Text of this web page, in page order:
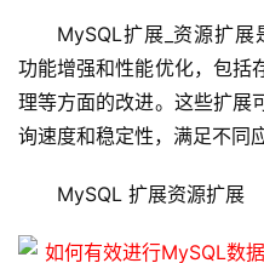
MySQL扩展_资源扩
功能增强和性能优化，包括
理等方面的改进。这些扩展
询速度和稳定性，满足不同
MySQL 扩展资源扩展